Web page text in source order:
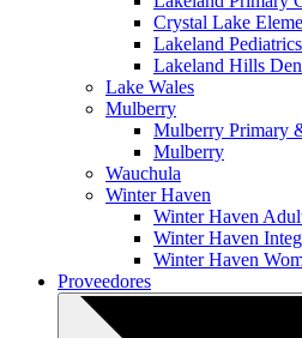
Crystal Lake
Lakeland Pediatrics
Lakeland Hills
Lake Wales
Mulberry
Mulberry Primary
Mulberry
Wauchula
Winter Haven
Winter Haven
Winter Haven
Winter Haven
Proveedores